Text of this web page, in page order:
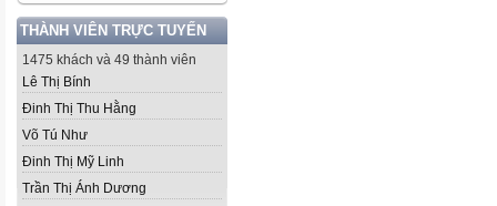
THÀNH VIÊN TRỰC TUYẾN
1475 khách và 49 thành viên
Lê Thị Bính
Đinh Thị Thu Hằng
Võ Tú Như
Đinh Thị Mỹ Linh
Trần Thị Ánh Dương